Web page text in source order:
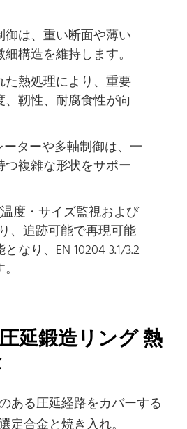
御は、重い断面や薄い
構造を維持します。
た熱処理により、重要
靭性、耐腐食性が向
ーターや多軸制御は、一
複雑な形状をサポー
度・サイズ監視および
、追跡可能で再現可能
なり、EN 10204 3.1/3.2
延鍛造リング 熱
ある圧延経路をカバーする
定合金と焼き入れ。